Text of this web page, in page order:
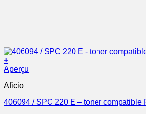
+
Aperçu
Aficio
406094 / SPC 220 E – toner compatible